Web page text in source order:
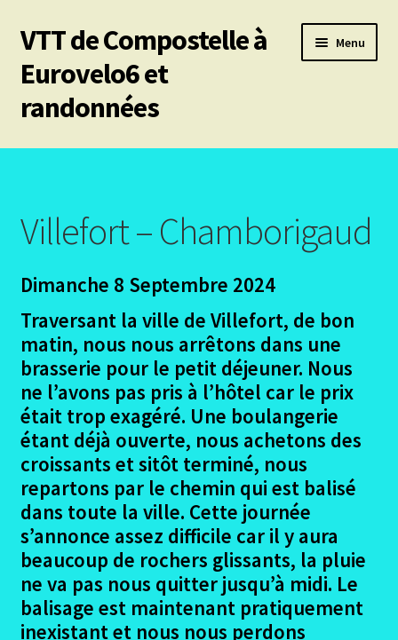
Aller
à
la
navigation
Aller
au
contenu
VTT de Compostelle à
Eurovelo6 et
randonnées
Menu
Mes 6 chemins vtt de Compostelle
menu
Autres trajets VTT
Ouvrir
Randonnées pédestres
menu
Le chemin du Cid
Ouvrir
menu
enfant
Podiensis – Nasbinals Conques
Ouvrir
le
enfant
Podiensis – Figeac – Moissac
le
enfant
Porto – Santiago
le
La Garona – Toulouse Lourdes
menu
enfant
La Regordane
Ouvrir
le
menu
La Regordane – Le projet
Villefort – Chamborigaud
Dimanche 8 Septembre 2024
Traversant la ville de Villefort, de bon
matin, nous nous arrêtons dans une
brasserie pour le petit déjeuner. Nous
ne l’avons pas pris à l’hôtel car le prix
était trop exagéré. Une boulangerie
étant déjà ouverte, nous achetons des
croissants et sitôt terminé, nous
repartons par le chemin qui est balisé
dans toute la ville. Cette journée
s’annonce assez difficile car il y aura
beaucoup de rochers glissants, la pluie
ne va pas nous quitter jusqu’à midi. Le
balisage est maintenant pratiquement
inexistant et nous nous perdons